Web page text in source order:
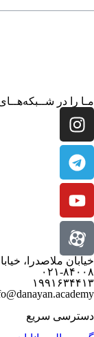
مـا را در
خیابان ملاصدرا،
۰۲۱-۸۴۰۰۸
۱۹۹۱۶۳۴۴۱۳
دسترسی سریع